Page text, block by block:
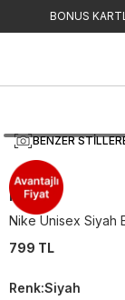
BONUS
BENZER
Nike
Nike Unisex Siyah
799 TL
Renk:Siyah